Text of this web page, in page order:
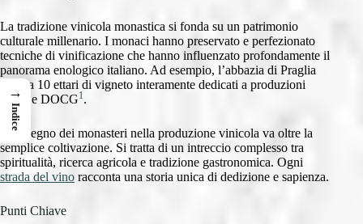
La tradizione vinicola monastica si fonda su un patrimonio
culturale millenario. I monaci hanno preservato e perfezionato
tecniche di vinificazione che hanno influenzato profondamente il
panorama enologico italiano. Ad esempio, l’abbazia di Praglia
coltiva 10 ettari di vigneto interamente dedicati a produzioni
DOC e DOCG1.
L’impegno dei monasteri nella produzione vinicola va oltre la
semplice coltivazione. Si tratta di un intreccio complesso tra
spiritualità, ricerca agricola e tradizione gastronomica. Ogni
strada del vino racconta una storia unica di dedizione e sapienza.
Punti Chiave
→
Indice